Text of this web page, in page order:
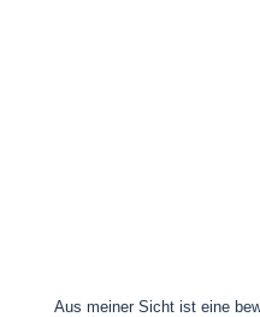
Aus meiner Sicht ist eine